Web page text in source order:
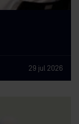
29 jul 2026